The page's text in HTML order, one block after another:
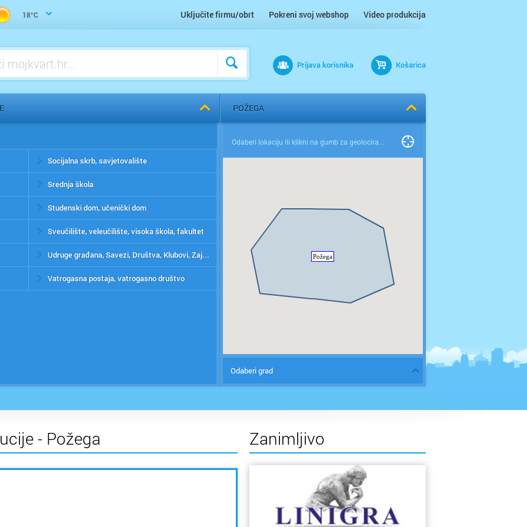
18°C Uključite firmu/obrt Pokreni svoj webshop Video produkcija
Prijava korisnika Košarica
Socijalna skrb, savjetovalište
Srednja škola
Studenski dom, učenički dom
Sveučilište, veleučilište, visoka škola, fakultet
Udruge građana, Savezi, Društva, Klubovi, Zajednice
Vatrogasna postaja, vatrogasno društvo
POŽEGA
Odaberi grad
- Požega Zanimljivo